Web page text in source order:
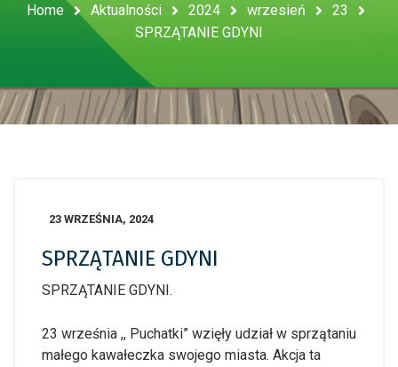
Home Aktualności 2024 wrzesień
23
SPRZĄTANIE GDYNI
23 WRZEŚNIA, 2024
SPRZĄTANIE GDYNI
SPRZĄTANIE GDYNI.
23 września ,, Puchatki” wzięły udział w sprzątaniu
małego kawałeczka swojego miasta. Akcja ta